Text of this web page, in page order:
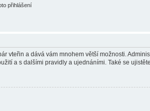
přihlášení
vteřin a dává vám mnohem větší možnosti.
a s dalšími pravidly a ujednáními. Také se